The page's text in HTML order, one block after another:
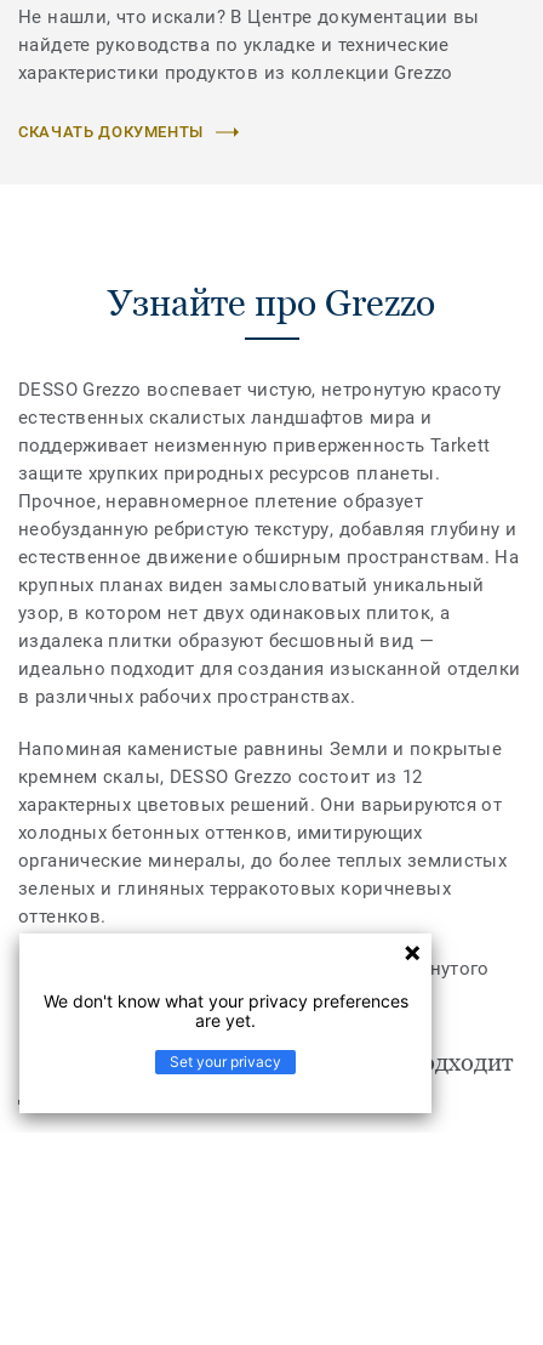
Не нашли, что искали? В Центре документации вы
найдете руководства по укладке и технические
характеристики продуктов из коллекции Grezzo
СКАЧАТЬ ДОКУМЕНТЫ
Узнайте про Grezzo
DESSO Grezzo воспевает чистую, нетронутую красоту
естественных скалистых ландшафтов мира и
поддерживает неизменную приверженность Tarkett
защите хрупких природных ресурсов планеты.
Прочное, неравномерное плетение образует
необузданную ребристую текстуру, добавляя глубину и
естественное движение обширным пространствам. На
крупных планах виден замысловатый уникальный
узор, в котором нет двух одинаковых плиток, а
издалека плитки образуют бесшовный вид —
идеально подходит для создания изысканной отделки
в различных рабочих пространствах.
Напоминая каменистые равнины Земли и покрытые
кремнем скалы, DESSO Grezzo состоит из 12
характерных цветовых решений. Они варьируются от
холодных бетонных оттенков, имитирующих
органические минералы, до более теплых землистых
зеленых и глиняных терракотовых коричневых
оттенков.
Эта коллекция является частью нашего замкнутого
цикла
Продукт Grezzo Grezzo AB64 9033 подходит
We don't know what your privacy preferences
are yet.
Set your privacy